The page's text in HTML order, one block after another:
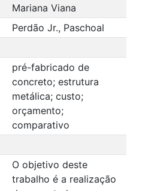
Mariana Viana
Perdão Jr., Paschoal
pré-fabricado de
concreto; estrutura
metálica; custo;
orçamento;
comparativo
O objetivo deste
trabalho é a realização